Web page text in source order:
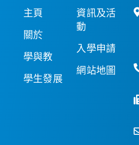
主頁
關於
學與教
學生發展
資訊及活
動
入學申請
網站地圖